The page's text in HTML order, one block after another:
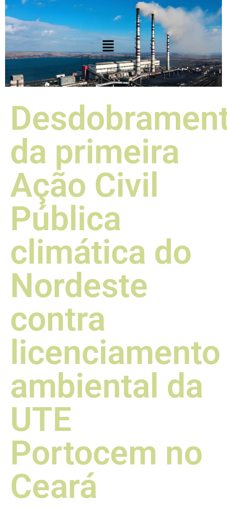
da primeira
Ação Civil
Pública
climática do
Nordeste
contra
licenciamento
ambiental da
UTE
Portocem no
Ceará